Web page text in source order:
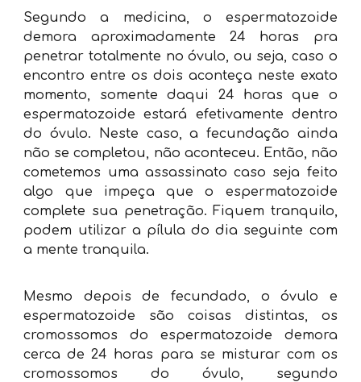
Segundo a medicina, o espermatozoide
demora aproximadamente 24 horas pra
penetrar totalmente no óvulo, ou seja, caso o
encontro entre os dois aconteça neste exato
momento, somente daqui 24 horas que o
espermatozoide estará efetivamente dentro
do óvulo. Neste caso, a fecundação ainda
não se completou, não aconteceu. Então, não
cometemos uma assassinato caso seja feito
algo que impeça que o espermatozoide
complete sua penetração. Fiquem tranquilo,
podem utilizar a pílula do dia seguinte com
a mente tranquila.
Mesmo depois de fecundado, o óvulo e
espermatozoide são coisas distintas, os
cromossomos do espermatozoide demora
cerca de 24 horas para se misturar com os
cromossomos do óvulo, segundo